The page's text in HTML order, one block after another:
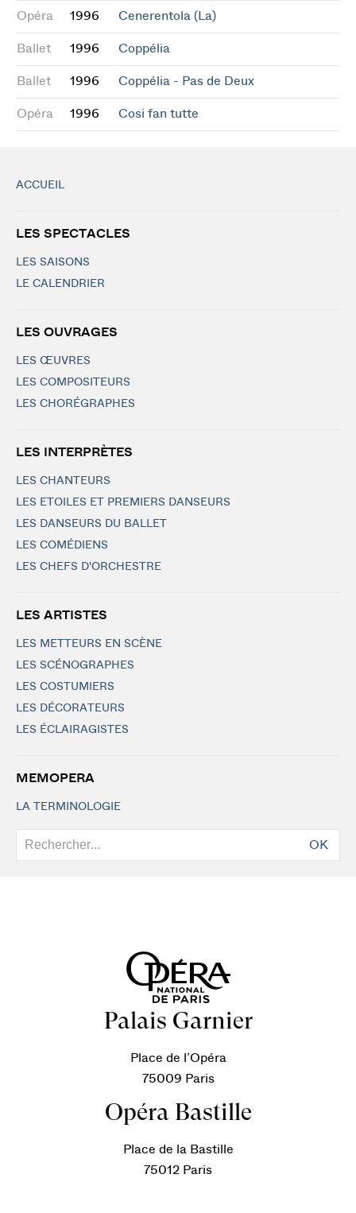
Opéra 1996 Cenerentola (La)
Ballet 1996 Coppélia
Ballet 1996 Coppélia - Pas de Deux
Opéra 1996 Cosi fan tutte
ACCUEIL
LES SPECTACLES
LES SAISONS
LE CALENDRIER
LES OUVRAGES
LES ŒUVRES
LES COMPOSITEURS
LES CHORÉGRAPHES
LES INTERPRÈTES
LES CHANTEURS
LES ETOILES ET PREMIERS DANSEURS
LES DANSEURS DU BALLET
LES COMÉDIENS
LES CHEFS D'ORCHESTRE
LES ARTISTES
LES METTEURS EN SCÈNE
LES SCÉNOGRAPHES
LES COSTUMIERS
LES DÉCORATEURS
LES ÉCLAIRAGISTES
MEMOPERA
LA TERMINOLOGIE
OK
Palais Garnier
Place de l’Opéra
75009 Paris
Opéra Bastille
Place de la Bastille
75012 Paris